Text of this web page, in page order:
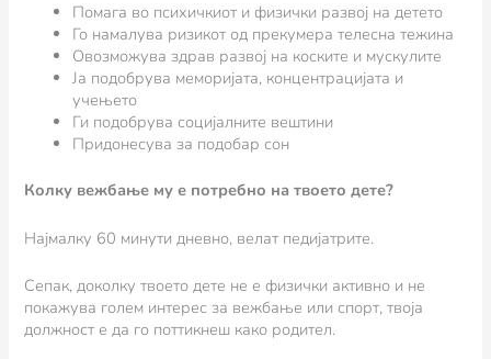
Помага во психичкиот и физички развој на детето
Го намалува ризикот од прекумера телесна тежина
Овозможува здрав развој на коските и мускулите
Ја подобрува меморијата, концентрацијата и
учењето
Ги подобрува социјалните вештини
Придонесува за подобар сон
Колку вежбање му е потребно на твоето дете?
Најмалку 60 минути дневно, велат педијатрите.
Сепак, доколку твоето дете не е физички активно и не
покажува голем интерес за вежбање или спорт, твоја
должност е да го поттикнеш како родител.